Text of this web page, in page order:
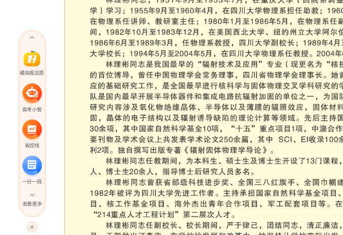
模拟报志愿
高考小智
省控线
一分一段
高考直播
查看更多